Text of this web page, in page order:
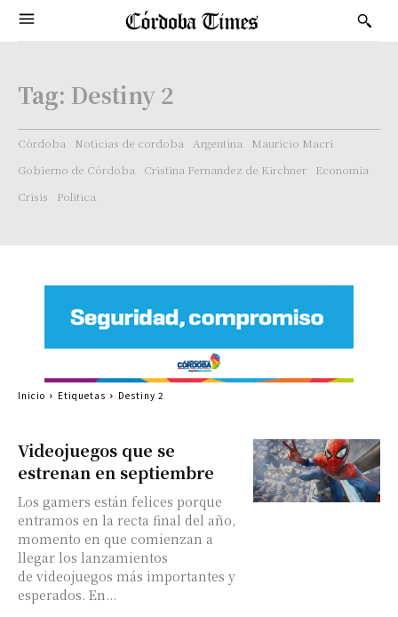
Tag: Destiny 2
Córdoba Noticias de cordoba Argentina
Mauricio Macri
Gobierno de Córdoba
Cristina Fernandez de Kirchner
Economía
Crisis
Politica
Videojuegos que se
estrenan en septiembre
Los gamers están felices porque
entramos en la recta final del año,
momento en que comienzan a
llegar los lanzamientos
de videojuegos más importantes y
esperados. En...
Inicio Etiquetas Destiny 2